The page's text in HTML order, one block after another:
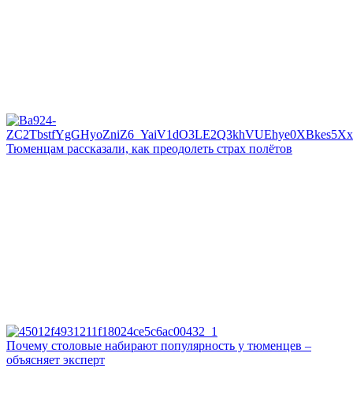
Тюменцам рассказали, как преодолеть страх полётов
Почему столовые набирают популярность у тюменцев –
объясняет эксперт